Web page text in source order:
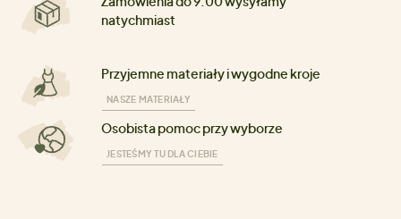
natychmiast
Przyjemne materiały i wygodne kroje
NASZE MATERIAŁY
Osobista pomoc przy wyborze
JESTEŚMY TU DLA CIEBIE